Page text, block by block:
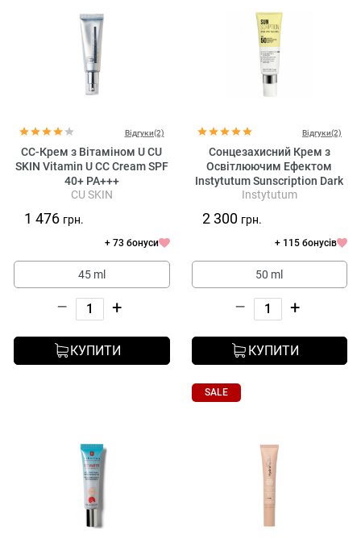
Відгуки(2)
CC-Крем з Вітаміном U CU
SKIN Vitamin U CC Cream SPF
40+ PA+++
CU SKIN
1 476 грн.
+ 73 бонуси
45 ml
– +
КУПИТИ
Відгуки(2)
Сонцезахисний Крем з
Освітлюючим Ефектом
Instytutum Sunscription Dark
Spot Defence SPF 50
Instytutum
2 300 грн.
+ 115 бонусів
50 ml
– +
КУПИТИ
SALE